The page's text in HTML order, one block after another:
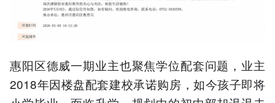
惠阳区德威一期业主也聚焦学位配套问题，业主
2018年因楼盘配套建校承诺购房，如今孩子即将